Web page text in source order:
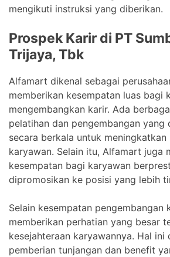
mengikuti instruksi yang diberikan.
Prospek Karir di PT
Trijaya, Tbk
Alfamart dikenal sebagai
memberikan kesempatan luas bagi
mengembangkan karir. Ada
pelatihan dan pengembangan yang
secara berkala untuk meningkatkan
karyawan. Selain itu, Alfamart juga
kesempatan bagi karyawan
dipromosikan ke posisi yang lebih
Selain kesempatan pengembangan
memberikan perhatian yang besar
kesejahteraan karyawannya. Hal ini
pemberian tunjangan dan benefit